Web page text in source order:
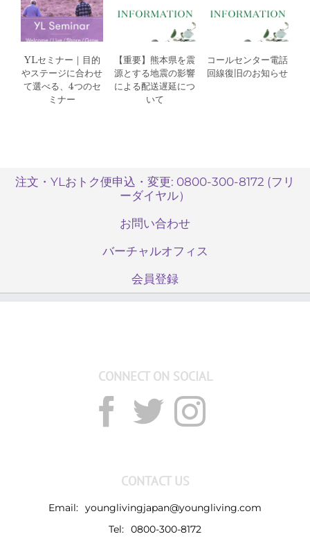
YLセミナー｜目的
やステージに合わせ
て選べる、4つのセ
ミナー
【重要】熊本県を震
源とする地震の影響
による配送遅延につ
いて
コールセンター電話
回線復旧のお知らせ
注文・YLおトク便申込・変更: 0800-300-8172 (フリ
ーダイヤル）
お問い合わせ
バーチャルオフィス
会員登録
CONNECT ON SOCIAL
CONTACT US
Email: younglivingjapan@youngliving.com
Tel: 0800-300-8172